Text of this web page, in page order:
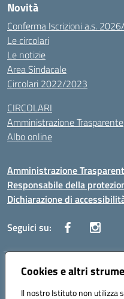
Cookies e altri
Il nostro Istituto non utilizza
Novità
Conferma Iscrizioni a.s.
Le circolari
Le notizie
Area Sindacale
Circolari 2022/2023
CIRCOLARI
Amministrazione Trasparente
Albo online
Amministrazione
Responsabile della
Dichiarazione di
Seguici su:
Indirizzo:Corso Vittorio
Posta elettronica certificata